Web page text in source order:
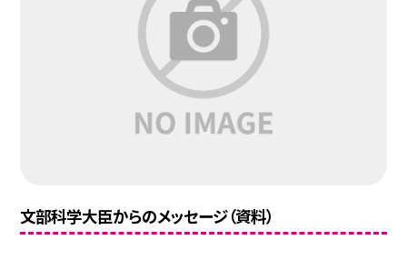
文部科学大臣からのメッセージ（資料）